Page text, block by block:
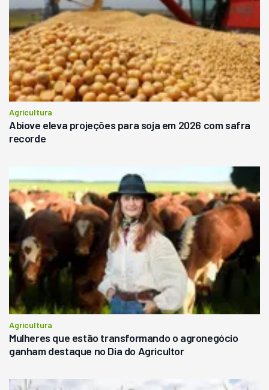
Agricultura
Abiove eleva projeções para soja em 2026 com safra
recorde
Agricultura
Mulheres que estão transformando o agronegócio
ganham destaque no Dia do Agricultor